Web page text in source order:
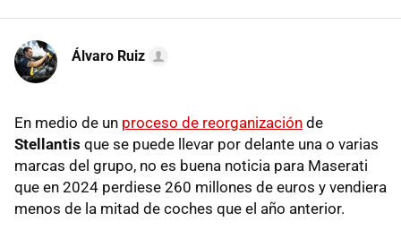
Álvaro Ruiz
En medio de un proceso de reorganización de
Stellantis que se puede llevar por delante una o varias
marcas del grupo, no es buena noticia para Maserati
que en 2024 perdiese 260 millones de euros y vendiera
menos de la mitad de coches que el año anterior.